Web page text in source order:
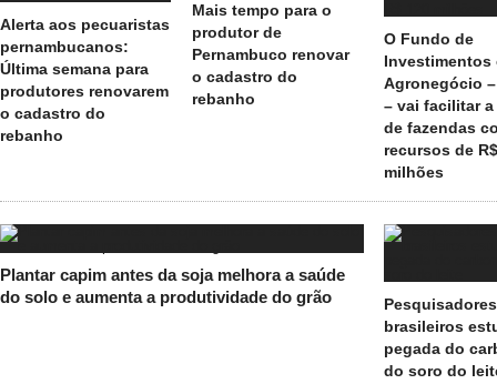
O Fundo de
Investimentos
Agronegócio
– vai facilitar a
de fazendas
recursos de
milhões
Mais tempo para o
produtor de
Pernambuco renovar
o cadastro do
rebanho
Alerta aos pecuaristas
pernambucanos:
Última semana para
produtores renovarem
o cadastro do
rebanho
Plantar capim antes da soja melhora a saúde
do solo e aumenta a produtividade do grão
Pesquisadores
brasileiros
pegada do
do soro do